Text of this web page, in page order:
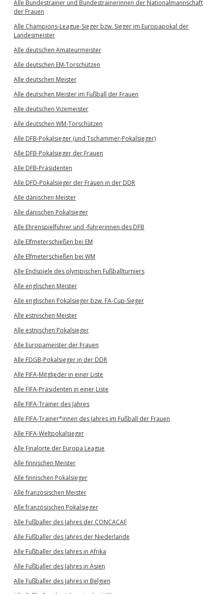
Alle Bundestrainer und Bundestrainerinnen der Nationalmannschaft
der Frauen
Alle Champions-League-Sieger bzw. Sieger im Europapokal der
Landesmeister
Alle deutschen Amateurmeister
Alle deutschen EM-Torschützen
Alle deutschen Meister
Alle deutschen Meister im Fußball der Frauen
Alle deutschen Vizemeister
Alle deutschen WM-Torschützen
Alle DFB-Pokalsieger (und Tschammer-Pokalsieger)
Alle DFB-Pokalsieger der Frauen
Alle DFB-Präsidenten
Alle DFD-Pokalsieger der Frauen in der DDR
Alle dänischen Meister
Alle dänischen Pokalsieger
Alle Ehrenspielführer und -führerinnen des DFB
Alle Elfmeterschießen bei EM
Alle Elfmeterschießen bei WM
Alle Endspiele des olympischen Fußballturniers
Alle englischen Meister
Alle englischen Pokalsieger bzw. FA-Cup-Sieger
Alle estnischen Meister
Alle estnischen Pokalsieger
Alle Europameister der Frauen
Alle FDGB-Pokalsieger in der DDR
Alle FIFA-Mitglieder in einer Liste
Alle FIFA-Präsidenten in einer Liste
Alle FIFA-Trainer des Jahres
Alle FIFA-Trainer*innen des Jahres im Fußball der Frauen
Alle FIFA-Weltpokalsieger
Alle Finalorte der Europa League
Alle finnischen Meister
Alle finnischen Pokalsieger
Alle französischen Meister
Alle französischen Pokalsieger
Alle Fußballer des Jahres der CONCACAF
Alle Fußballer des Jahres der Niederlande
Alle Fußballer des Jahres in Afrika
Alle Fußballer des Jahres in Asien
Alle Fußballer des Jahres in Belgien